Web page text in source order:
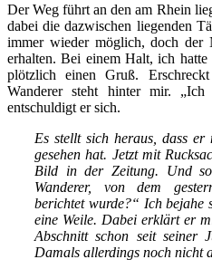
Der Weg führt an den am Rhein
dabei die dazwischen liegenden
immer wieder möglich, doch
erhalten. Bei einem Halt, ich
plötzlich einen Gruß.
Wanderer steht hinter mir.
entschuldigt er sich.
Es stellt sich heraus, dass
gesehen hat. Jetzt mit
Bild in der Zeitung. Und
Wanderer, von dem
berichtet wurde?“ Ich bejahe
eine Weile. Dabei erklärt er
Abschnitt schon seit seiner
Damals allerdings noch nicht